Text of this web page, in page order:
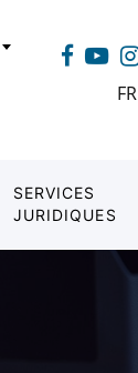
FR
SERVICES
JURIDIQUES